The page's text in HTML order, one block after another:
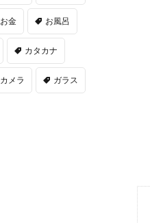
お金 お風呂
カタカナ
カメラ ガラス